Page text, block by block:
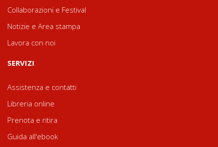
Collaborazioni e Festival
Notizie e Area stampa
Lavora con noi
SERVIZI
Assistenza e contatti
Libreria online
Prenota e ritira
Guida all'ebook